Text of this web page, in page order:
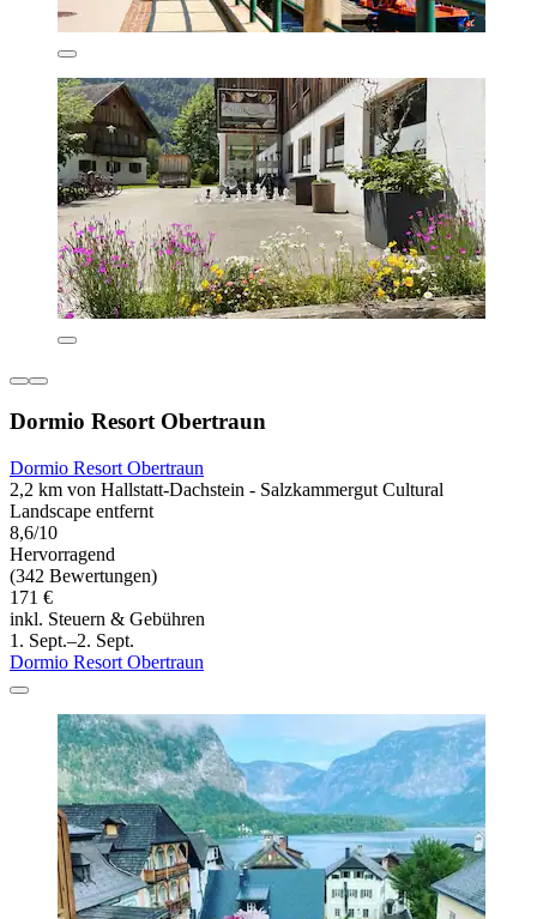
Dormio Resort Obertraun
Dormio Resort Obertraun
2,2 km von Hallstatt-Dachstein - Salzkammergut Cultural
Landscape entfernt
8,6/10
Hervorragend
(342 Bewertungen)
171 €
inkl. Steuern & Gebühren
1. Sept.–2. Sept.
Dormio Resort Obertraun